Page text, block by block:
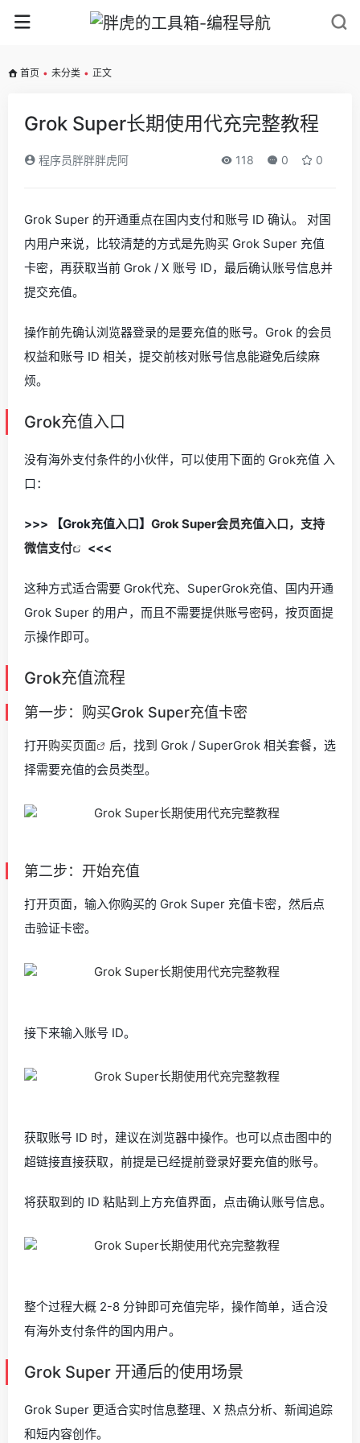
首页 • 未分类 • 正文
Grok Super长期使用代充完整教程
程序员胖胖胖虎阿 118 0 0
Grok Super 的开通重点在国内支付和账号 ID 确认。 对国
内用户来说，比较清楚的方式是先购买 Grok Super 充值
卡密，再获取当前 Grok / X 账号 ID，最后确认账号信息并
提交充值。
操作前先确认浏览器登录的是要充值的账号。Grok 的会员
权益和账号 ID 相关，提交前核对账号信息能避免后续麻
烦。
Grok充值入口
没有海外支付条件的小伙伴，可以使用下面的 Grok充值 入
口：
>>> 【Grok充值入口】 Grok Super会员充值入口，支持
微信支付
<<<
这种方式适合需要 Grok代充、SuperGrok充值、国内开通
Grok Super 的用户，而且不需要提供账号密码，按页面提
示操作即可。
Grok充值流程
第一步：购买Grok Super充值卡密
打开购买页面
后，找到 Grok / SuperGrok 相关套餐，选
择需要充值的会员类型。
第二步：开始充值
打开页面，输入你购买的 Grok Super 充值卡密，然后点
击验证卡密。
接下来输入账号 ID。
获取账号 ID 时，建议在浏览器中操作。也可以点击图中的
超链接直接获取，前提是已经提前登录好要充值的账号。
将获取到的 ID 粘贴到上方充值界面，点击确认账号信息。
整个过程大概 2-8 分钟即可充值完毕，操作简单，适合没
有海外支付条件的国内用户。
Grok Super 开通后的使用场景
Grok Super 更适合实时信息整理、X 热点分析、新闻追踪
和短内容创作。